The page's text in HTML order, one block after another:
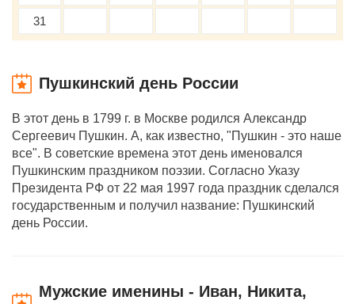
31
Пушкинский день России
В этот день в 1799 г. в Москве родился Александр
Сергеевич Пушкин. А, как известно, "Пушкин - это наше
все". В советские времена этот день именовался
Пушкинским праздником поэзии. Согласно Указу
Президента РФ от 22 мая 1997 года праздник сделался
государственным и получил название: Пушкинский
день России.
Мужские именины - Иван, Никита,